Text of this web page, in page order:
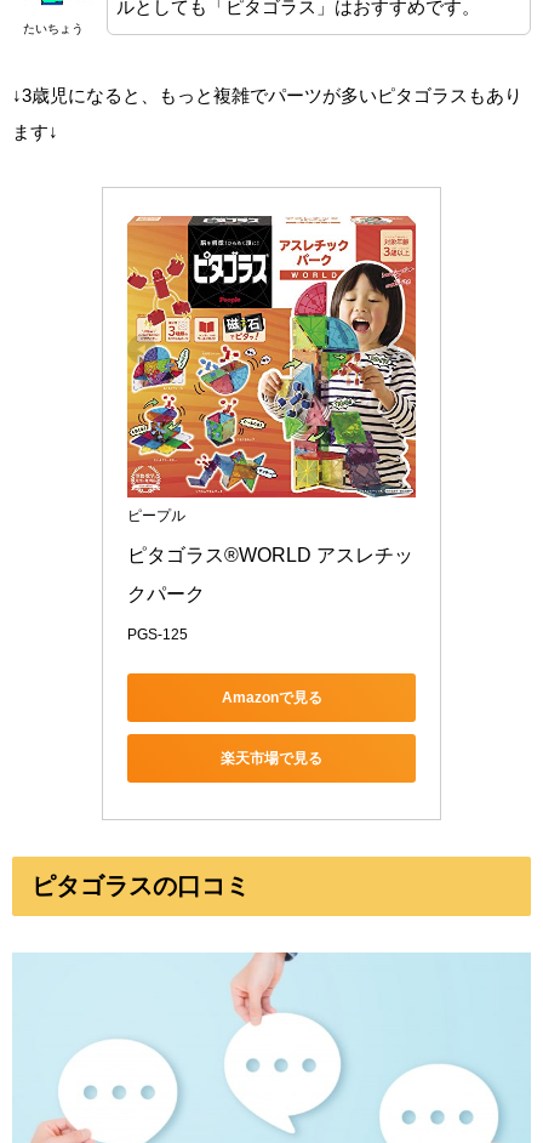
たいちょう
ルとしても「ピタゴラス」はおすすめです。
↓3歳児になると、もっと複雑でパーツが多いピタゴラスもあり
ます↓
ピープル
ピタゴラス®WORLD アスレチッ
クパーク
PGS-125
Amazonで見る
楽天市場で見る
ピタゴラスの口コミ